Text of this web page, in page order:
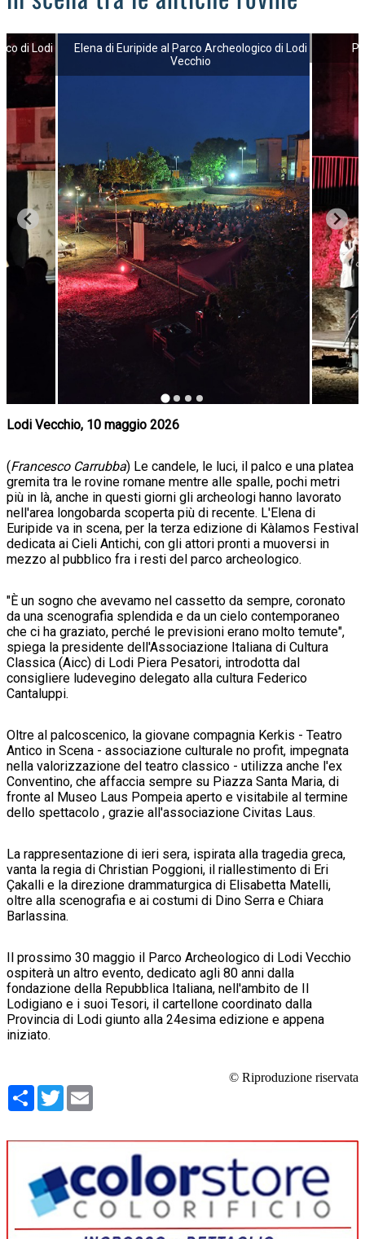
di Lodi
Elena di Euripide al Parco Archeologico di Lodi
Vecchio
Lodi Vecchio, 10 maggio 2026
(Francesco Carrubba) Le candele, le luci, il palco e una platea
gremita tra le rovine romane mentre alle spalle, pochi metri
più in là, anche in questi giorni gli archeologi hanno lavorato
nell'area longobarda scoperta più di recente. L'Elena di
Euripide va in scena, per la terza edizione di Kàlamos Festival
dedicata ai Cieli Antichi, con gli attori pronti a muoversi in
mezzo al pubblico fra i resti del parco archeologico.
"È un sogno che avevamo nel cassetto da sempre, coronato
da una scenografia splendida e da un cielo contemporaneo
che ci ha graziato, perché le previsioni erano molto temute",
spiega la presidente dell'Associazione Italiana di Cultura
Classica (Aicc) di Lodi Piera Pesatori, introdotta dal
consigliere ludevegino delegato alla cultura Federico
Cantaluppi.
Oltre al palcoscenico, la giovane compagnia Kerkis - Teatro
Antico in Scena - associazione culturale no profit, impegnata
nella valorizzazione del teatro classico - utilizza anche l'ex
Conventino, che affaccia sempre su Piazza Santa Maria, di
fronte al Museo Laus Pompeia aperto e visitabile al termine
dello spettacolo , grazie all'associazione Civitas Laus.
La rappresentazione di ieri sera, ispirata alla tragedia greca,
vanta la regia di Christian Poggioni, il riallestimento di Eri
Çakalli e la direzione drammaturgica di Elisabetta Matelli,
oltre alla scenografia e ai costumi di Dino Serra e Chiara
Barlassina.
Il prossimo 30 maggio il Parco Archeologico di Lodi Vecchio
ospiterà un altro evento, dedicato agli 80 anni dalla
fondazione della Repubblica Italiana, nell'ambito de Il
Lodigiano e i suoi Tesori, il cartellone coordinato dalla
Provincia di Lodi giunto alla 24esima edizione e appena
iniziato.
© Riproduzione riservata
Condividi
Twitter